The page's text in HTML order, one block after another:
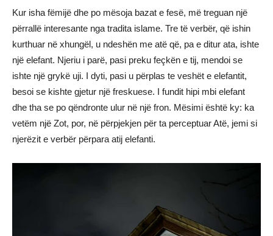
Kur isha fëmijë dhe po mësoja bazat e fesë, më treguan një
përrallë interesante nga tradita islame. Tre të verbër, që ishin
kurthuar në xhungël, u ndeshën me atë që, pa e ditur ata, ishte
një elefant. Njeriu i parë, pasi preku feçkën e tij, mendoi se
ishte një grykë uji. I dyti, pasi u përplas te veshët e elefantit,
besoi se kishte gjetur një freskuese. I fundit hipi mbi elefant
dhe tha se po qëndronte ulur në një fron. Mësimi është ky: ka
vetëm një Zot, por, në përpjekjen për ta perceptuar Atë, jemi si
njerëzit e verbër përpara atij elefanti.